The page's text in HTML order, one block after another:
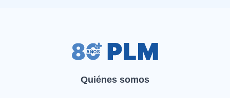
Quiénes somos